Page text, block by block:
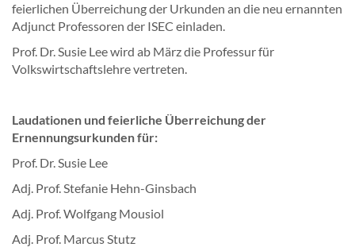
feierlichen Überreichung der Urkunden an die neu ernannten
Adjunct Professoren der ISEC einladen.
Prof. Dr. Susie Lee wird ab März die Professur für
Volkswirtschaftslehre vertreten.
Laudationen und feierliche Überreichung der
Ernennungsurkunden für:
Prof. Dr. Susie Lee
Adj. Prof. Stefanie Hehn-Ginsbach
Adj. Prof. Wolfgang Mousiol
Adj. Prof. Marcus Stutz